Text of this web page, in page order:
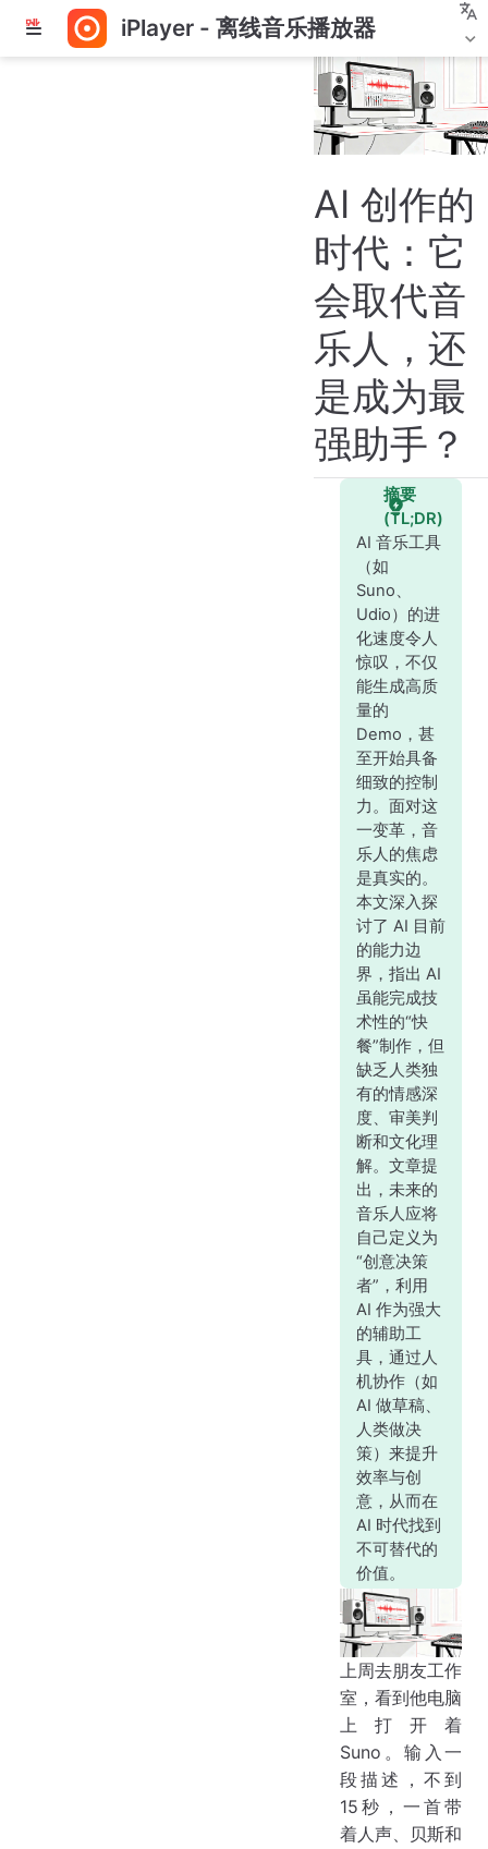
跳
iPlayer - 离线音乐播放器
AI 创作的
时代：它
会取代音
乐人，还
是成为最
强助手？
摘要
(TL;DR)
AI 音乐工具
（如
Suno、
Udio）的进
化速度令人
惊叹，不仅
能生成高质
量的
Demo，甚
至开始具备
细致的控制
力。面对这
一变革，音
乐人的焦虑
是真实的。
本文深入探
讨了 AI 目前
的能力边
界，指出 AI
虽能完成技
术性的“快
餐”制作，但
缺乏人类独
有的情感深
度、审美判
断和文化理
解。文章提
出，未来的
音乐人应将
自己定义为
“创意决策
者”，利用
AI 作为强大
的辅助工
具，通过人
机协作（如
AI 做草稿、
人类做决
策）来提升
效率与创
意，从而在
AI 时代找到
不可替代的
价值。
上周去朋友工作
室，看到他电脑
上打开着
Suno。输入一
段描述，不到
15秒，一首带
着人声、贝斯和